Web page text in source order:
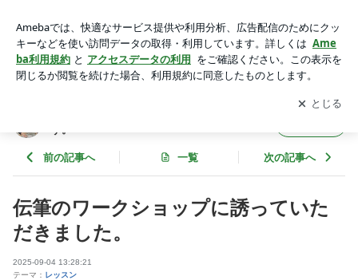
も、短期間で目に見える結果を出す。
アプリをダウンロードして ブログの更新通知
を受け取りまし
ょう。
開く
す。
前の記事へ 一覧 次の記事へ
伝筆のワークショップに誘っていた
だきました。
2025-09-04 13:28:21
テーマ： レッスン